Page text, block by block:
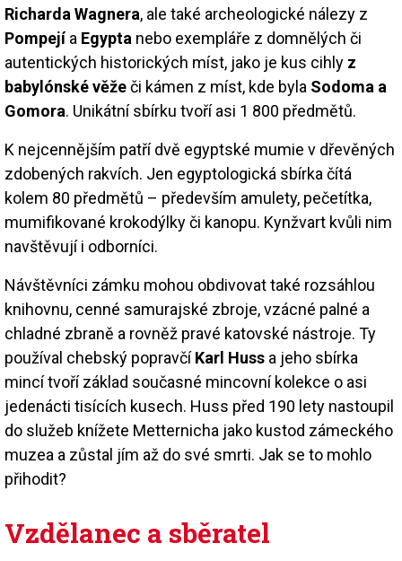
Richarda Wagnera, ale také archeologické nálezy z
Pompejía Egypta nebo exempláře z domnělých či
autentických historických míst, jako je kus cihly z
babylónské věžeči kámen z míst, kde byla Sodoma a
Gomora. Unikátní sbírku tvoří asi 1 800 předmětů.
K nejcennějším patří dvě egyptské mumie v dřevěných
zdobených rakvích. Jen egyptologická sbírka čítá
kolem 80 předmětů – především amulety, pečetítka,
mumifikované krokodýlky či kanopu. Kynžvart kvůli nim
navštěvují i odborníci.
Návštěvníci zámku mohou obdivovat také rozsáhlou
knihovnu, cenné samurajské zbroje, vzácné palné a
chladné zbraně a rovněž pravé katovské nástroje. Ty
používal chebský popravčíKarl Huss a jeho sbírka
mincí tvoří základ současné mincovní kolekce o asi
jedenácti tisících kusech. Huss před 190 lety nastoupil
do služeb knížete Metternicha jako kustod zámeckého
muzea a zůstal jím až do své smrti. Jak se to mohlo
přihodit?
Vzdělanec a sběratel